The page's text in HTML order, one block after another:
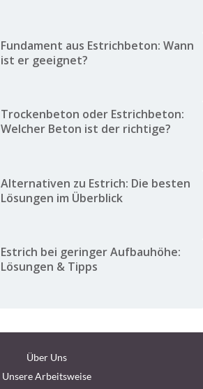
Fundament aus Estrichbeton: Wann
ist er geeignet?
Trockenbeton oder Estrichbeton:
Welcher Beton ist der richtige?
Alternativen zu Estrich: Die besten
Lösungen im Überblick
Estrich bei geringer Aufbauhöhe:
Lösungen & Tipps
Über Uns
Unsere Arbeitsweise